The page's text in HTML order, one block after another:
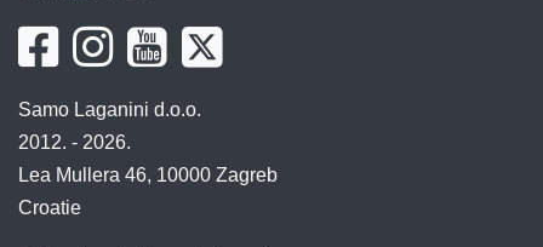
Samo Laganini d.o.o.
2012. - 2026.
Lea Mullera 46, 10000 Zagreb
Croatie